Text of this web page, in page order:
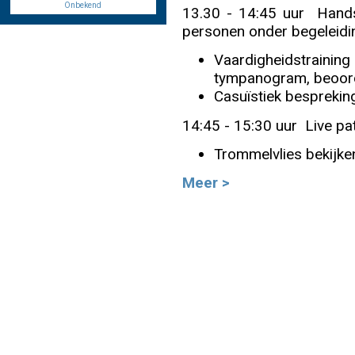
Onbekend
13.30 - 14:45 uur
personen onder
tympanogram,
Casuïstiek
14:45 - 15:30 uur Live
Trommelvlies
Meer >